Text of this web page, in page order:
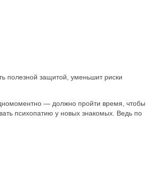
полезной защитой, уменьшит риски
— должно пройти время, чтобы
психопатию у новых знакомых. Ведь по